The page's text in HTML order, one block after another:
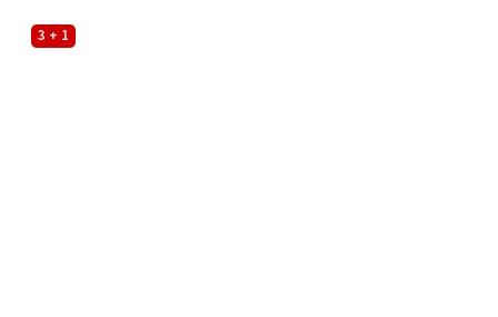
3 + 1